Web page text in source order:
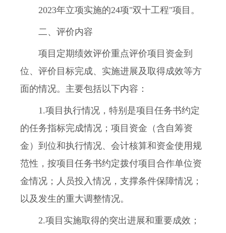
2023年立项实施的24项"双十工程"项目。
二、评价内容
项目定期绩效评价重点评价项目资金到
位、评价目标完成、实施进展及取得成效等方
面的情况。主要包括以下内容：
1.项目执行情况，特别是项目任务书约定
的任务指标完成情况；项目资金（含自筹资
金）到位和执行情况、会计核算和资金使用规
范性，按项目任务书约定拨付项目合作单位资
金情况；人员投入情况，支撑条件保障情况；
以及发生的重大调整情况。
2.项目实施取得的突出进展和重要成效；